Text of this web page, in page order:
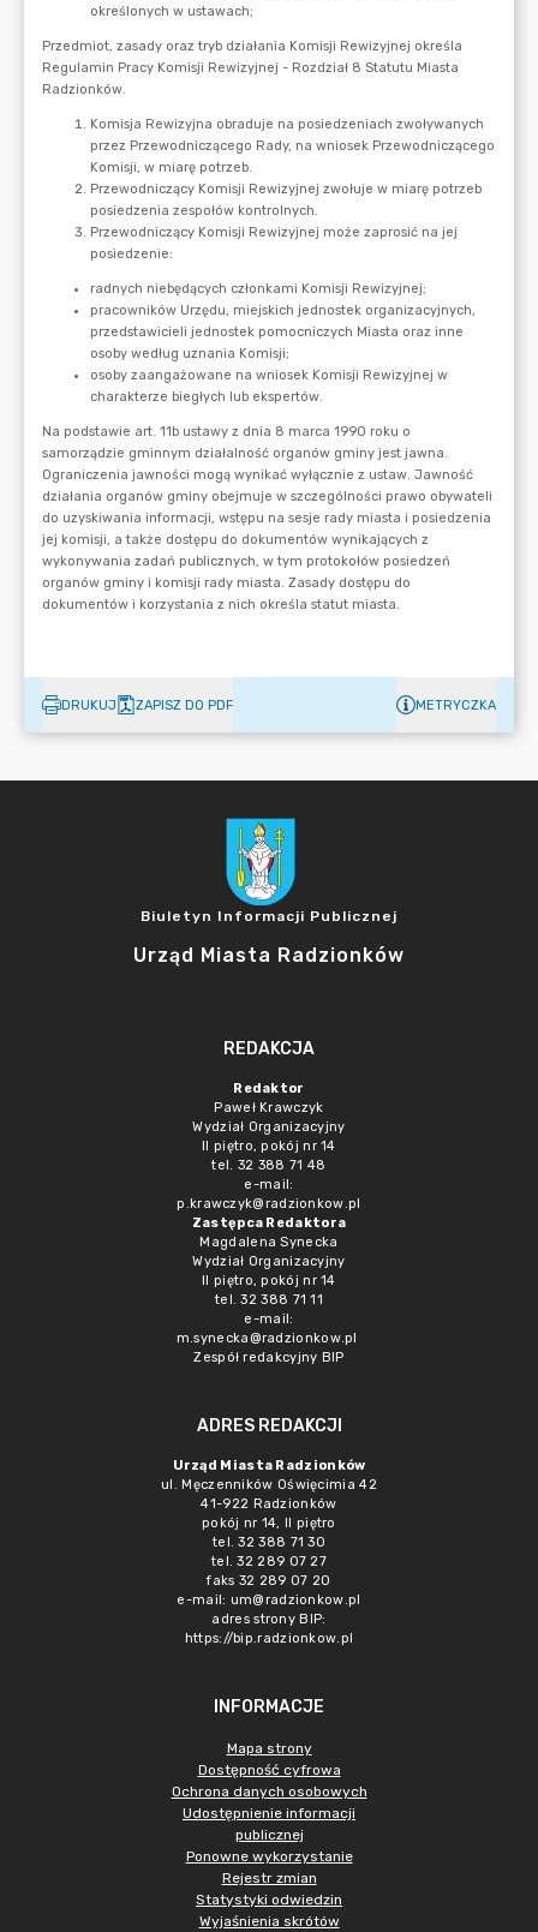
DRUKUJ ZAPISZ DO PDF METRYCZKA
Biuletyn Informacji Publicznej
Urząd Miasta Radzionków
REDAKCJA
Redaktor
Paweł Krawczyk
Wydział Organizacyjny
II piętro, pokój nr 14
tel. 32 388 71 48
e-mail:
p.krawczyk@radzionkow.pl
Zastępca Redaktora
Magdalena Synecka
Wydział Organizacyjny
II piętro, pokój nr 14
tel. 32 388 71 11
e-mail:
m.synecka@radzionkow.pl
Zespół redakcyjny BIP
ADRES REDAKCJI
Urząd Miasta Radzionków
ul. Męczenników Oświęcimia 42
41-922 Radzionków
pokój nr 14, II piętro
tel. 32 388 71 30
tel. 32 289 07 27
faks 32 289 07 20
e-mail: um@radzionkow.pl
adres strony BIP:
https://bip.radzionkow.pl
INFORMACJE
Mapa strony
Dostępność cyfrowa
Ochrona danych osobowych
Udostępnienie informacji
publicznej
Ponowne wykorzystanie
Rejestr zmian
Statystyki odwiedzin
Wyjaśnienia skrótów